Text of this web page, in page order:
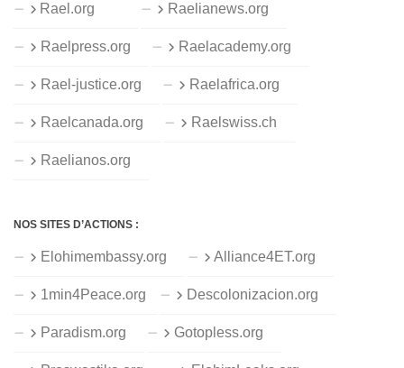
Rael.org Raelianews.org
Raelpress.org Raelacademy.org
Rael-justice.org Raelafrica.org
Raelcanada.org Raelswiss.ch
Raelianos.org
NOS SITES D’ACTIONS :
Elohimembassy.org Alliance4ET.org
1min4Peace.org Descolonizacion.org
Paradism.org Gotopless.org